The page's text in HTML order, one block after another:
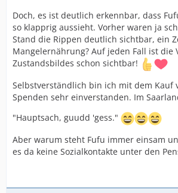
Doch, es ist deutlich erkennbar, dass
so klapprig aussieht. Vorher waren ja
Stand die Rippen deutlich sichtbar, ein
Mangelernährung? Auf jeden Fall ist die
Zustandsbildes schon sichtbar!
Selbstverständlich bin ich mit dem Kauf
Spenden sehr einverstanden. Im
"Hauptsach, guudd 'gess."
Aber warum steht Fufu immer einsam
es da keine Sozialkontakte unter den